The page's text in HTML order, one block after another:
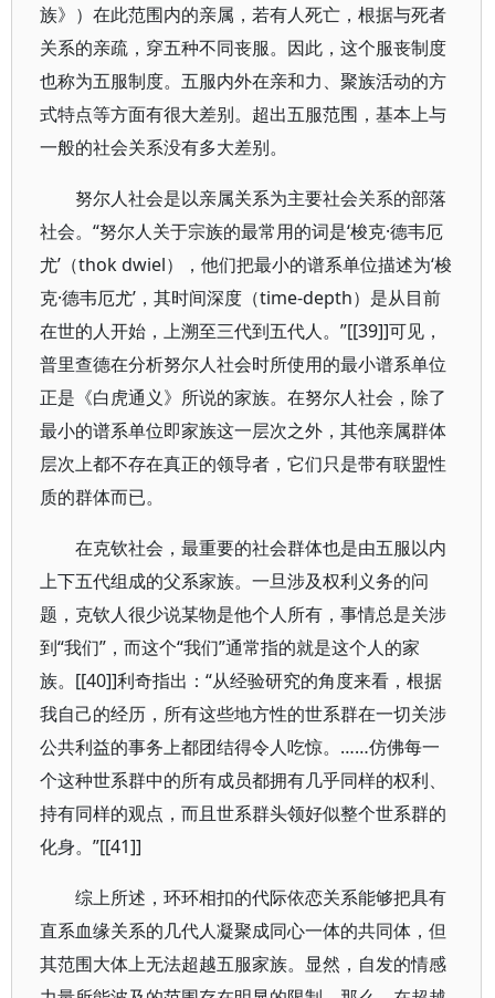
族》）在此范围内的亲属，若有人死亡，根据与死者
关系的亲疏，穿五种不同丧服。因此，这个服丧制度
也称为五服制度。五服内外在亲和力、聚族活动的方
式特点等方面有很大差别。超出五服范围，基本上与
一般的社会关系没有多大差别。
努尔人社会是以亲属关系为主要社会关系的部落
社会。“努尔人关于宗族的最常用的词是‘梭克·德韦厄
尤’（thok dwiel），他们把最小的谱系单位描述为‘梭
克·德韦厄尤’，其时间深度（time-depth）是从目前
在世的人开始，上溯至三代到五代人。”[[39]]可见，
普里查德在分析努尔人社会时所使用的最小谱系单位
正是《白虎通义》所说的家族。在努尔人社会，除了
最小的谱系单位即家族这一层次之外，其他亲属群体
层次上都不存在真正的领导者，它们只是带有联盟性
质的群体而已。
在克钦社会，最重要的社会群体也是由五服以内
上下五代组成的父系家族。一旦涉及权利义务的问
题，克钦人很少说某物是他个人所有，事情总是关涉
到“我们”，而这个“我们”通常指的就是这个人的家
族。[[40]]利奇指出：“从经验研究的角度来看，根据
我自己的经历，所有这些地方性的世系群在一切关涉
公共利益的事务上都团结得令人吃惊。……仿佛每一
个这种世系群中的所有成员都拥有几乎同样的权利、
持有同样的观点，而且世系群头领好似整个世系群的
化身。”[[41]]
综上所述，环环相扣的代际依恋关系能够把具有
直系血缘关系的几代人凝聚成同心一体的共同体，但
其范围大体上无法超越五服家族。显然，自发的情感